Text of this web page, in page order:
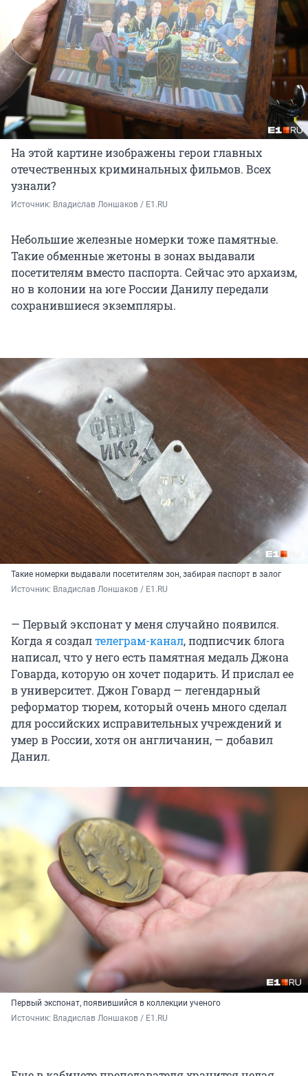
На этой картине изображены герои главных
отечественных криминальных фильмов. Всех
узнали?
Источник: Владислав Лоншаков / E1.RU
Небольшие железные номерки тоже памятные.
Такие обменные жетоны в зонах выдавали
посетителям вместо паспорта. Сейчас это архаизм,
но в колонии на юге России Данилу передали
сохранившиеся экземпляры.
Такие номерки выдавали посетителям зон, забирая паспорт в залог
Источник: Владислав Лоншаков / E1.RU
— Первый экспонат у меня случайно появился.
Когда я создалтелеграм-канал, подписчик блога
написал, что у него есть памятная медаль Джона
Говарда, которую он хочет подарить. И прислал ее
в университет. Джон Говард — легендарный
реформатор тюрем, который очень много сделал
для российских исправительных учреждений и
умер в России, хотя он англичанин, — добавил
Данил.
Первый экспонат, появившийся в коллекции ученого
Источник: Владислав Лоншаков / E1.RU